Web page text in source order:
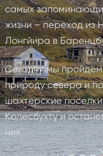
самых
жизни – переход из
Лонгйира в
Сегодня мы пройдем
природу севера и
шахтерские
Колесбухту и
них.